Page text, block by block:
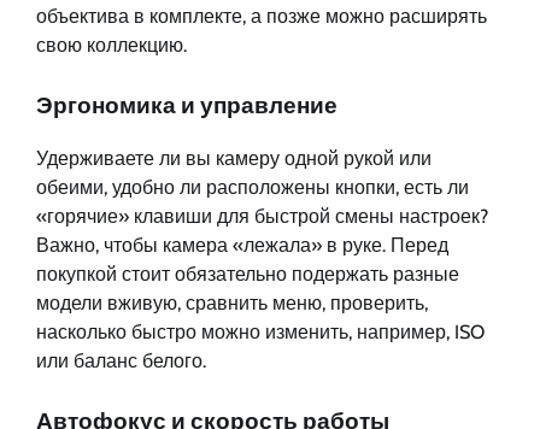
объектива в комплекте, а позже можно расширять
свою коллекцию.
Эргономика и управление
Удерживаете ли вы камеру одной рукой или
обеими, удобно ли расположены кнопки, есть ли
«горячие» клавиши для быстрой смены настроек?
Важно, чтобы камера «лежала» в руке. Перед
покупкой стоит обязательно подержать разные
модели вживую, сравнить меню, проверить,
насколько быстро можно изменить, например, ISO
или баланс белого.
Автофокус и скорость работы